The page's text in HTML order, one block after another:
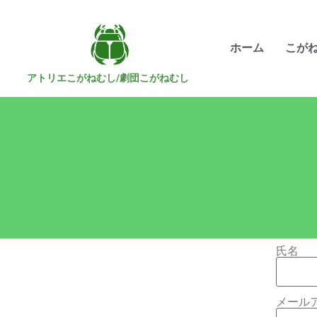
アトリエこがねむし/劇団こがねむし
ホーム こが
氏名
メール